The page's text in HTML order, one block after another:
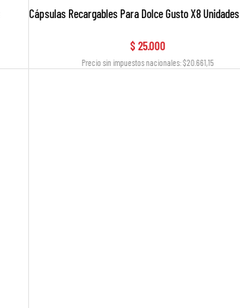
Cápsulas Recargables Para Dolce Gusto X8 Unidades
$ 25.000
Precio sin impuestos nacionales: $20.661,15